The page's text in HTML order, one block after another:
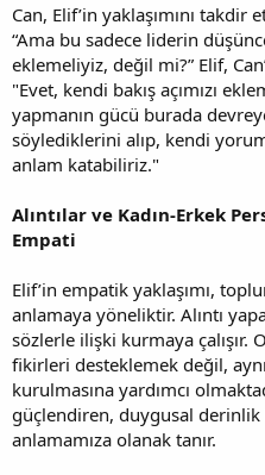
Can, Elif’in yaklaşımını takdir
“Ama bu sadece liderin
eklemeliyiz, değil mi?” Elif,
"Evet, kendi bakış açımızı
yapmanın gücü burada
söylediklerini alıp, kendi
anlam katabiliriz."
Alıntılar ve Kadın-Erkek
Empati
Elif’in empatik yaklaşımı,
anlamaya yöneliktir. Alıntı
sözlerle ilişki kurmaya çalışır.
fikirleri desteklemek değil,
kurulmasına yardımcı
güçlendiren, duygusal derinlik
anlamamıza olanak tanır.